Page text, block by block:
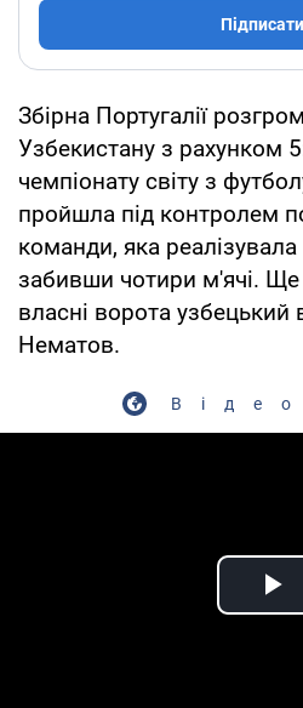
Збірна Португалії
Узбекистану з рахунком
чемпіонату світу з
пройшла під контролем
команди, яка
забивши чотири м'ячі. Ще
власні ворота узбецький
Нематов.